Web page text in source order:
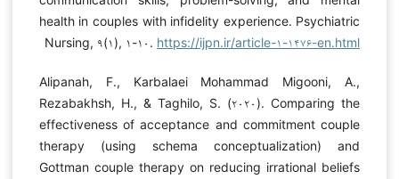
health in couples with infidelity experience. Psychiatric
Nursing, ۹(۱), ۱-۱۰. https://ijpn.ir/article-۱-۱۴۷۶-en.html
Alipanah, F., Karbalaei Mohammad Migooni, A.,
Rezabakhsh, H., & Taghilo, S. (۲۰۲۰). Comparing the
effectiveness of acceptance and commitment couple
therapy (using schema conceptualization) and
Gottman couple therapy on reducing irrational beliefs